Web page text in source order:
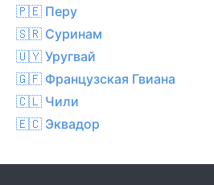
🇵🇪 Перу
🇸🇷 Суринам
🇺🇾 Уругвай
🇬🇫 Французская Гвиана
🇨🇱 Чили
🇪🇨 Эквадор